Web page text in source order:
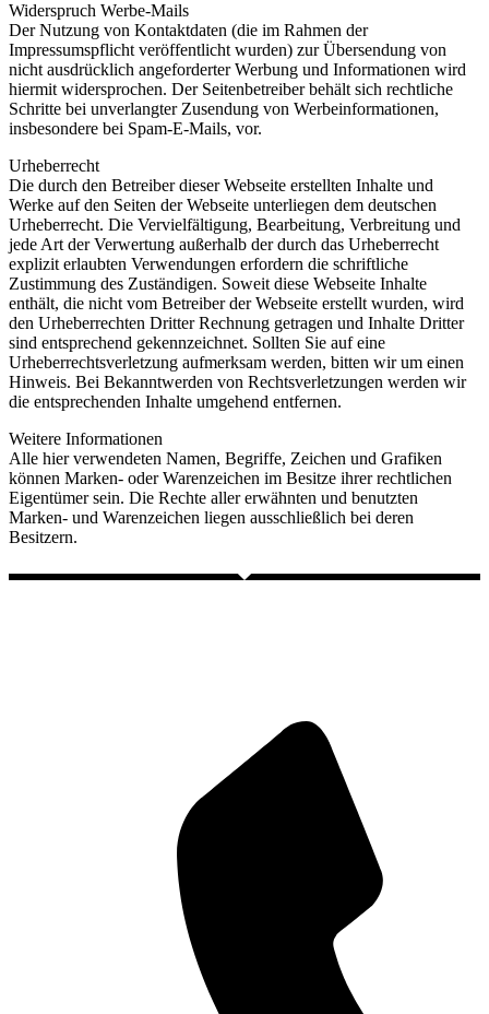
Widerspruch Werbe-Mails
Der Nutzung von Kontaktdaten (die im Rahmen der
Impressumspflicht veröffentlicht wurden) zur Übersendung von
nicht ausdrücklich angeforderter Werbung und Informationen wird
hiermit widersprochen. Der Seitenbetreiber behält sich rechtliche
Schritte bei unverlangter Zusendung von Werbeinformationen,
insbesondere bei Spam-E-Mails, vor.
Urheberrecht
Die durch den Betreiber dieser Webseite erstellten Inhalte und
Werke auf den Seiten der Webseite unterliegen dem deutschen
Urheberrecht. Die Vervielfältigung, Bearbeitung, Verbreitung und
jede Art der Verwertung außerhalb der durch das Urheberrecht
explizit erlaubten Verwendungen erfordern die schriftliche
Zustimmung des Zuständigen. Soweit diese Webseite Inhalte
enthält, die nicht vom Betreiber der Webseite erstellt wurden, wird
den Urheberrechten Dritter Rechnung getragen und Inhalte Dritter
sind entsprechend gekennzeichnet. Sollten Sie auf eine
Urheberrechtsverletzung aufmerksam werden, bitten wir um einen
Hinweis. Bei Bekanntwerden von Rechtsverletzungen werden wir
die entsprechenden Inhalte umgehend entfernen.
Weitere Informationen
Alle hier verwendeten Namen, Begriffe, Zeichen und Grafiken
können Marken- oder Warenzeichen im Besitze ihrer rechtlichen
Eigentümer sein. Die Rechte aller erwähnten und benutzten
Marken- und Warenzeichen liegen ausschließlich bei deren
Besitzern.